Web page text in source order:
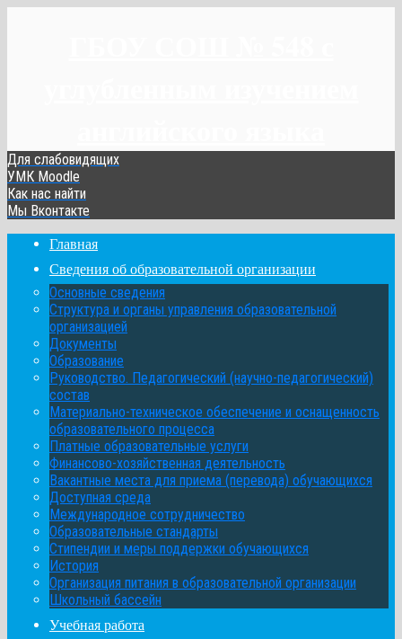
Для слабовидящих
УМК Moodle
Как нас найти
Мы Вконтакте
Главная
Сведения об образовательной организации
Основные сведения
Структура и органы управления образовательной
организацией
Документы
Образование
Руководство. Педагогический (научно-педагогический)
состав
Материально-техническое обеспечение и оснащенность
образовательного процесса
Платные образовательные услуги
Финансово-хозяйственная деятельность
Вакантные места для приема (перевода) обучающихся
Доступная среда
Международное сотрудничество
Образовательные стандарты
Стипендии и меры поддержки обучающихся
История
Организация питания в образовательной организации
Школьный бассейн
Учебная работа